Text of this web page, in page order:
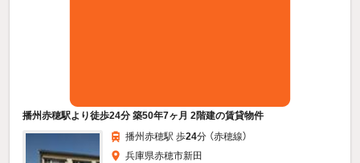
播州赤穂駅より徒歩24分 築50年7ヶ月 2階建の賃貸物件
播州赤穂駅 歩24分 （赤穂線）
兵庫県赤穂市新田